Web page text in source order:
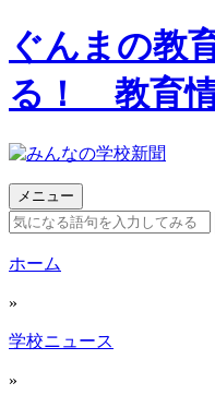
ぐんまの教
る！ 教育
メニュー
ホーム
»
学校ニュース
»